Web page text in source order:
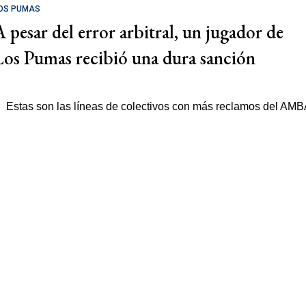
PUMAS
pesar del error arbitral, un jugador de
Pumas recibió una dura sanción